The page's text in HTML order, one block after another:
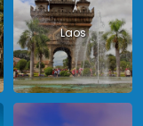
Laos